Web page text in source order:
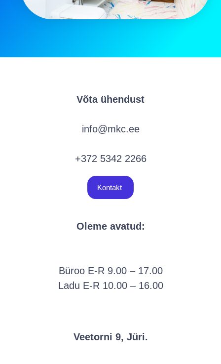
Oleme avatud:
Büroo E-R 9.00 – 17.00
Ladu E-R 10.00 – 16.00
Veetorni 9, Jüri.
Võta ühendust
info@mkc.ee
+372 5342 2266
Kontakt